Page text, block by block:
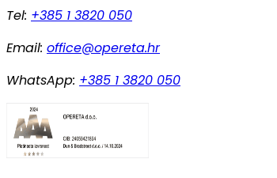
Tel: +385 1 3820 050
Email: office@opereta.hr
WhatsApp: +385 1 3820 050